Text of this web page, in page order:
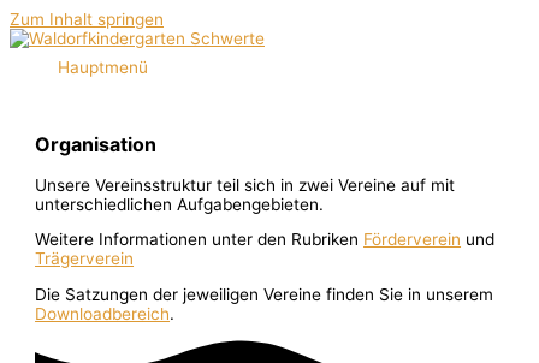
Zum Inhalt springen
Hauptmenü
Organisation
Unsere Vereinsstruktur teil sich in zwei Vereine auf mit
unterschiedlichen Aufgabengebieten.
Weitere Informationen unter den Rubriken Förderverein und
Trägerverein
Die Satzungen der jeweiligen Vereine finden Sie in unserem
Downloadbereich.